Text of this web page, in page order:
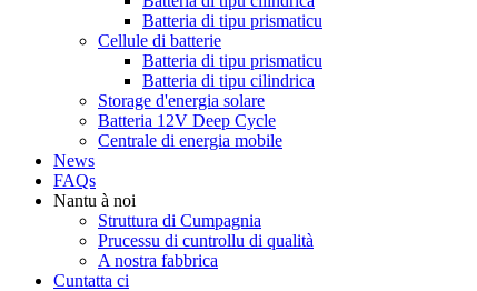
Batteria di tipu prismaticu
Cellule di batterie
Batteria di tipu prismaticu
Batteria di tipu cilindrica
Storage d'energia solare
Batteria 12V Deep Cycle
Centrale di energia mobile
News
FAQs
Nantu à noi
Struttura di Cumpagnia
Prucessu di cuntrollu di qualità
A nostra fabbrica
Cuntatta ci